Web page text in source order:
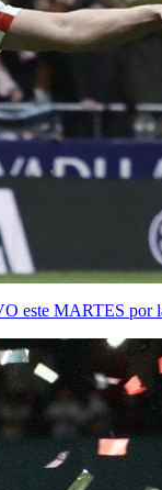
este MARTES por